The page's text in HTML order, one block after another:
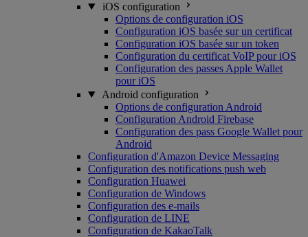
iOS configuration
Options de configuration iOS
Configuration iOS basée sur un certificat
Configuration iOS basée sur un token
Configuration du certificat VoIP pour iOS
Configuration des passes Apple Wallet
pour iOS
Android configuration
Options de configuration Android
Configuration Android Firebase
Configuration des pass Google Wallet pour
Android
Configuration d'Amazon Device Messaging
Configuration des notifications push web
Configuration Huawei
Configuration de Windows
Configuration des e-mails
Configuration de LINE
Configuration de KakaoTalk